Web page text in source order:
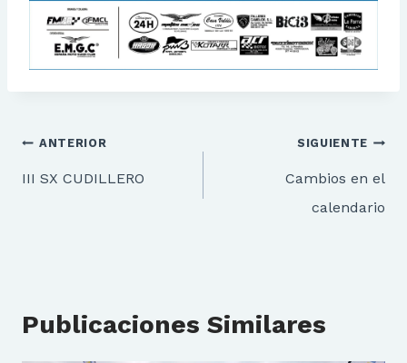
Navegación
de
ANTERIOR
III SX CUDILLERO
SIGUIENTE
Cambios en el
calendario
Publicaciones Similares